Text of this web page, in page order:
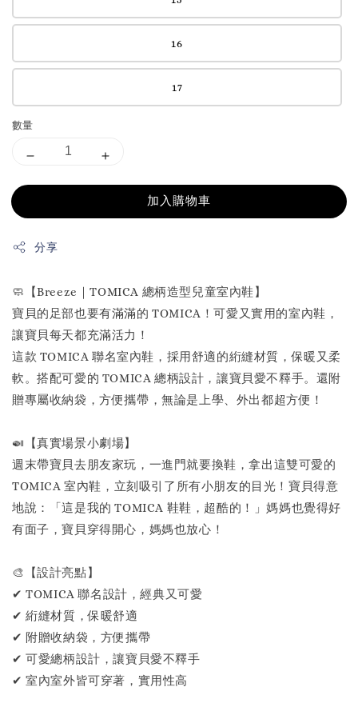
16
17
數量
加入購物車
分享
🧼【Breeze｜TOMICA 總柄造型兒童室內鞋】
寶貝的足部也要有滿滿的 TOMICA！可愛又實用的室內鞋，
讓寶貝每天都充滿活力！
這款 TOMICA 聯名室內鞋，採用舒適的絎縫材質，保暖又柔
軟。搭配可愛的 TOMICA 總柄設計，讓寶貝愛不釋手。還附
贈專屬收納袋，方便攜帶，無論是上學、外出都超方便！
🍛【真實場景小劇場】
週末帶寶貝去朋友家玩，一進門就要換鞋，拿出這雙可愛的
TOMICA 室內鞋，立刻吸引了所有小朋友的目光！寶貝得意
地說：「這是我的 TOMICA 鞋鞋，超酷的！」媽媽也覺得好
有面子，寶貝穿得開心，媽媽也放心！
🎨【設計亮點】
✔ TOMICA 聯名設計，經典又可愛
✔ 絎縫材質，保暖舒適
✔ 附贈收納袋，方便攜帶
✔ 可愛總柄設計，讓寶貝愛不釋手
✔ 室內室外皆可穿著，實用性高